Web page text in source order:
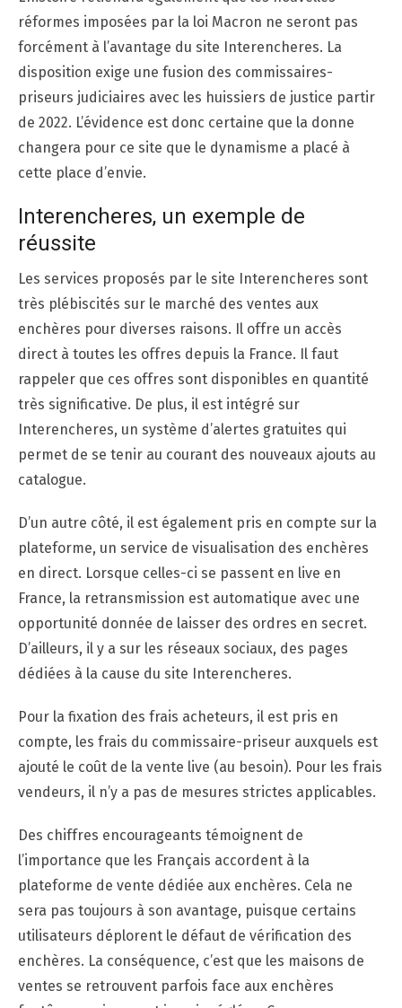
réformes imposées par la loi Macron ne seront pas
forcément à l’avantage du site Interencheres. La
disposition exige une fusion des commissaires-
priseurs judiciaires avec les huissiers de justice partir
de 2022. L’évidence est donc certaine que la donne
changera pour ce site que le dynamisme a placé à
cette place d’envie.
Interencheres, un exemple de
réussite
Les services proposés par le site Interencheres sont
très plébiscités sur le marché des ventes aux
enchères pour diverses raisons. Il offre un accès
direct à toutes les offres depuis la France. Il faut
rappeler que ces offres sont disponibles en quantité
très significative. De plus, il est intégré sur
Interencheres, un système d’alertes gratuites qui
permet de se tenir au courant des nouveaux ajouts au
catalogue.
D’un autre côté, il est également pris en compte sur la
plateforme, un service de visualisation des enchères
en direct. Lorsque celles-ci se passent en live en
France, la retransmission est automatique avec une
opportunité donnée de laisser des ordres en secret.
D’ailleurs, il y a sur les réseaux sociaux, des pages
dédiées à la cause du site Interencheres.
Pour la fixation des frais acheteurs, il est pris en
compte, les frais du commissaire-priseur auxquels est
ajouté le coût de la vente live (au besoin). Pour les frais
vendeurs, il n’y a pas de mesures strictes applicables.
Des chiffres encourageants témoignent de
l’importance que les Français accordent à la
plateforme de vente dédiée aux enchères. Cela ne
sera pas toujours à son avantage, puisque certains
utilisateurs déplorent le défaut de vérification des
enchères. La conséquence, c’est que les maisons de
ventes se retrouvent parfois face aux enchères